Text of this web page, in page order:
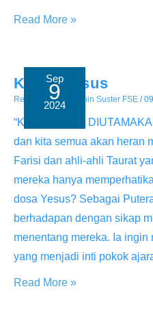
Menghadirkan
Read More »
Sep
9
2024
Kasih Yesus
Renungan/ By Admin Suster FSE /
“KASIH LEBIH
dan kita semua akan heran
Farisi dan ahli-ahli Taurat
mereka hanya
dosa Yesus? Sebagai
berhadapan dengan sikap
menentang mereka. Ia
yang menjadi inti pokok
Kasih
Read More »